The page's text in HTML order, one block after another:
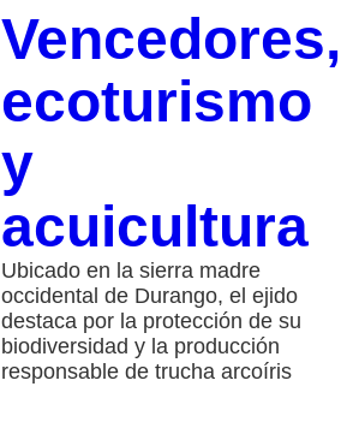
Vencedores,
ecoturismo
y
acuicultura
Ubicado en la sierra madre
occidental de Durango, el ejido
destaca por la protección de su
biodiversidad y la producción
responsable de trucha arcoíris